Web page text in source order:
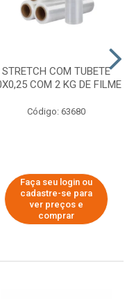
STRETCH COM TUBETE
COM 2 KG DE FILME
Código: 63680
Faça seu login ou
cadastre-se para
ver preços e
comprar